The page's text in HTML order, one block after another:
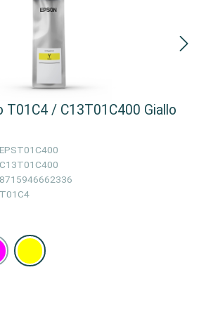
T01C4 / C13T01C400 Giallo
EPST01C400
C13T01C400
8715946662336
T01C4